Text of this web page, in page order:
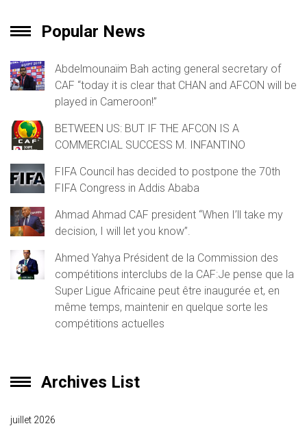
Popular News
Abdelmounaïm Bah acting general secretary of
CAF “today it is clear that CHAN and AFCON will be
played in Cameroon!”
BETWEEN US: BUT IF THE AFCON IS A
COMMERCIAL SUCCESS M. INFANTINO
FIFA Council has decided to postpone the 70th
FIFA Congress in Addis Ababa
Ahmad Ahmad CAF president “When I’ll take my
decision, I will let you know”.
Ahmed Yahya Président de la Commission des
compétitions interclubs de la CAF:Je pense que la
Super Ligue Africaine peut être inaugurée et, en
même temps, maintenir en quelque sorte les
compétitions actuelles
Archives List
juillet 2026